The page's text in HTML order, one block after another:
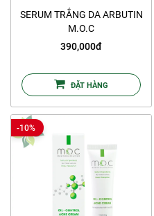
SERUM TRẮNG DA ARBUTIN
M.O.C
390,000đ
ĐẶT HÀNG
-10%